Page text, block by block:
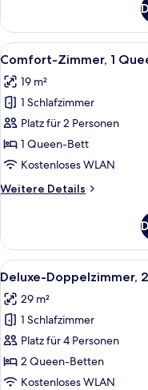
Beds,
Non
Smoking
anzeigen
Twin
Room,
2
Beds,
Non
Smoking
Alle
Fotos
für
Comfort-
Zimmer,
1
Queen-
Nichtraucher
4
Comfort-Zimmer, 1
19 m²
1 Schlafzimmer
Platz für 2 Personen
1 Queen-Bett
Kostenloses WLAN
Weitere Details
Weitere
Zimmer,
Queen-
Nichtraucher
Alle
Fotos
für
Deluxe-
Doppelzimmer,
2 Queen-
Betten,
8
Deluxe-Doppelzimmer,
29 m²
1 Schlafzimmer
Platz für 4 Personen
2 Queen-Betten
Kostenloses WLAN